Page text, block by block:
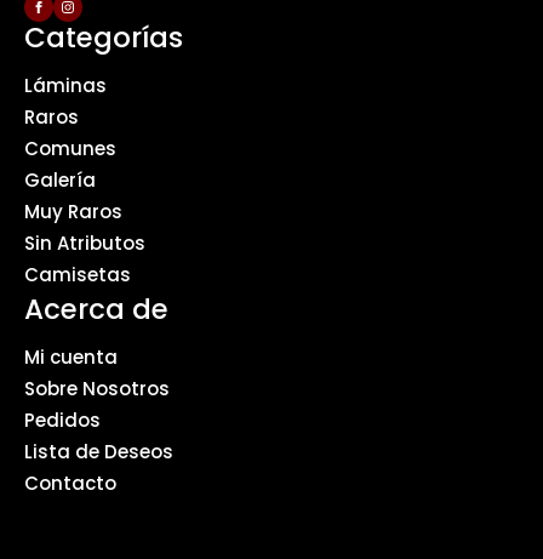
Categorías
Láminas
Raros
Comunes
Galería
Muy Raros
Sin Atributos
Camisetas
Acerca de
Mi cuenta
Sobre Nosotros
Pedidos
Lista de Deseos
Contacto